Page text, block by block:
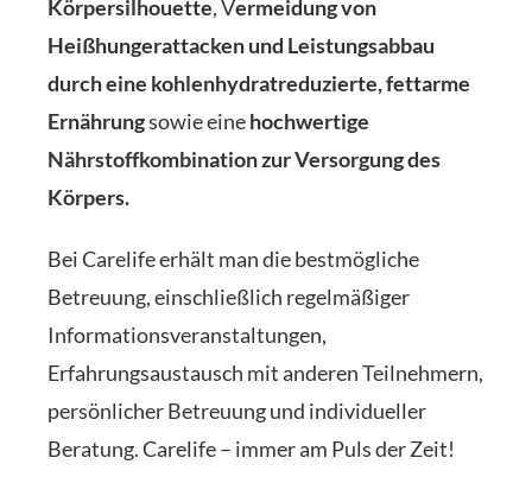
Körpersilhouette, Vermeidung von
Heißhungerattacken und Leistungsabbau
durch eine kohlenhydratreduzierte, fettarme
Ernährungsowie einehochwertige
Nährstoffkombination zur Versorgung des
Körpers.
Bei Carelife erhält man die bestmögliche
Betreuung, einschließlich regelmäßiger
Informationsveranstaltungen,
Erfahrungsaustausch mit anderen Teilnehmern,
persönlicher Betreuung und individueller
Beratung. Carelife – immer am Puls der Zeit!